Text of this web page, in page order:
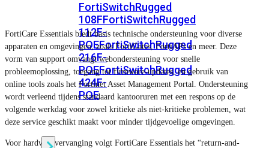
FortiSwitchRugged
108FFortiSwitchRugged
112F-
POEFortiSwitchRugged
216F-
POEFortiSwitchRugged
424F-
POE
FortiCare Essentials biedt basis technische ondersteuning voor diverse
apparaten en omgevingen, zoals FortiGates, FortiAPs en meer. Deze
vorm van support omvangt webondersteuning voor snelle
probleemoplossing, toegang tot firmware-updates, en gebruik van
online tools zoals het Fortinet Asset Management Portal. Ondersteuning
wordt verleend tijdens standaard kantooruren met een respons op de
volgende werkdag voor zowel kritieke als niet-kritieke problemen, wat
deze service geschikt maakt voor minder tijdgevoelige omgevingen.
Voor hardwarevervanging volgt FortiCare Essentials het “return-and-